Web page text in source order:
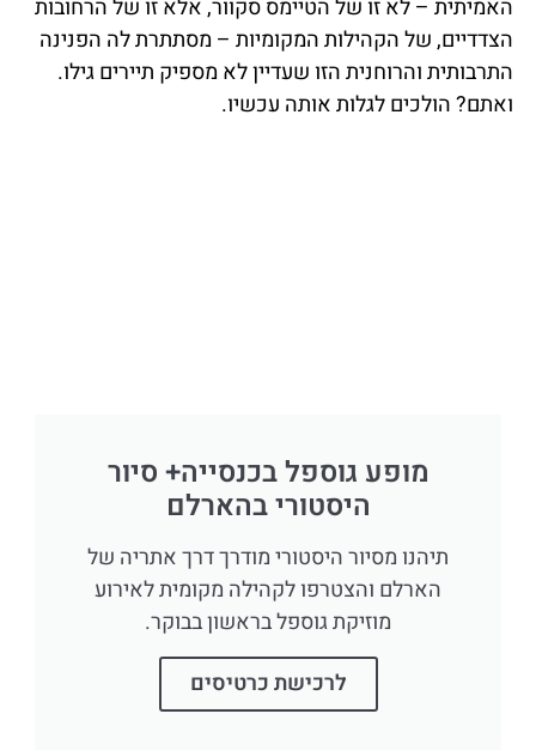
האמיתית – לא זו של הטיימס סקוור, אלא זו של הרחובות
הצדדיים, של הקהילות המקומיות – מסתתרת לה הפנינה
התרבותית והרוחנית הזו שעדיין לא מספיק תיירים גילו.
ואתם? הולכים לגלות אותה עכשיו.
מופע גוספל בכנסייה+ סיור
היסטורי בהארלם
תיהנו מסיור היסטורי מודרך דרך אתריה של
הארלם והצטרפו לקהילה מקומית לאירוע
מוזיקת גוספל בראשון בבוקר.
לרכישת כרטיסים